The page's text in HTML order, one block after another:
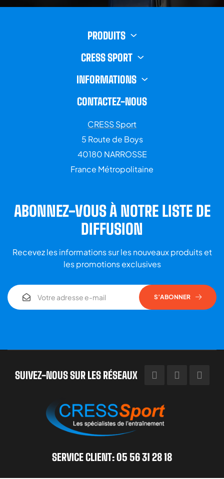
PRODUITS
CRESS SPORT
INFORMATIONS
CONTACTEZ-NOUS
CRESS Sport
5 Route de Boys
40180 NARROSSE
France Métropolitaine
ABONNEZ-VOUS À NOTRE LISTE DE
DIFFUSION
Recevez les informations sur les nouveaux produits et
les promotions exclusives
S’ABONNER
SUIVEZ-NOUS SUR LES RÉSEAUX
SERVICE CLIENT: 05 56 31 28 18